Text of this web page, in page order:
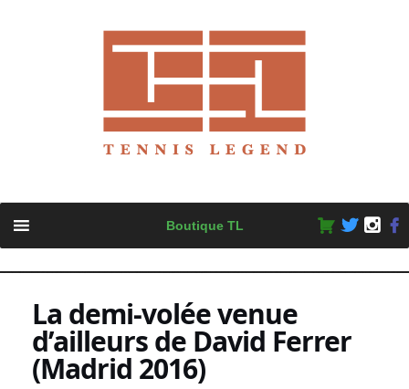
content
Boutique TL
La demi-volée venue
d’ailleurs de David Ferrer
(Madrid 2016)